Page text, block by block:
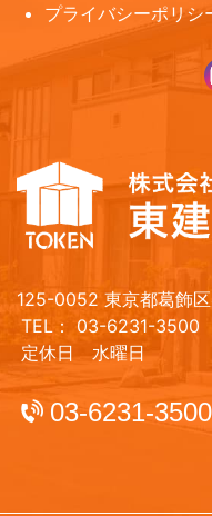
プライバシーポリシ
125-0052 東京都葛飾
TEL： 03-6231-3500
定休日 水曜日
03-6231-3500